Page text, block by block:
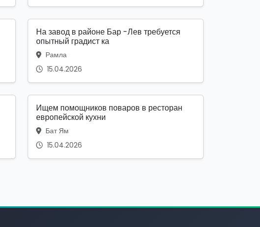
На завод в районе Бар -Лев требуется
опытный градист ка
Рамла
15.04.2026
Ищем помощников поваров в ресторан
европейской кухни
Бат Ям
15.04.2026